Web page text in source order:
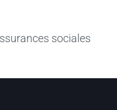
sociales